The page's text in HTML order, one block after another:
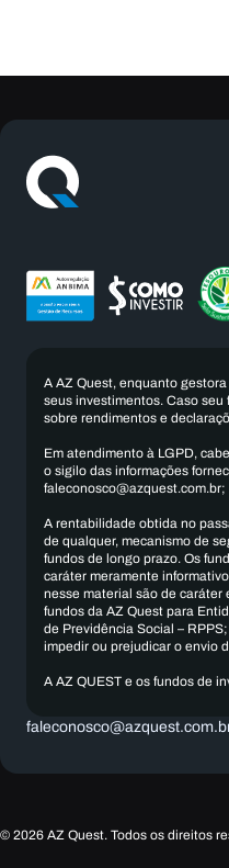
A AZ Quest, enquanto
seus investimentos. Caso
sobre rendimentos e
Em atendimento à LGPD,
o sigilo das informações
A rentabilidade obtida no
de qualquer, mecanismo de
fundos de longo prazo. Os
caráter meramente
nesse material são de caráter
fundos da AZ Quest para
de Previdência Social –
impedir ou prejudicar o envio
A AZ QUEST e os fundos de
© 2026 AZ Quest. Todos os direitos